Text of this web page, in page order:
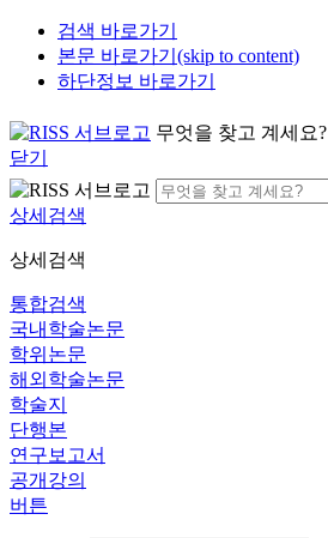
검색 바로가기
본문 바로가기(skip to content)
하단정보 바로가기
무엇을 찾고 계세요?
닫기
상세검색
상세검색
통합검색
국내학술논문
학위논문
해외학술논문
학술지
단행본
연구보고서
공개강의
버튼